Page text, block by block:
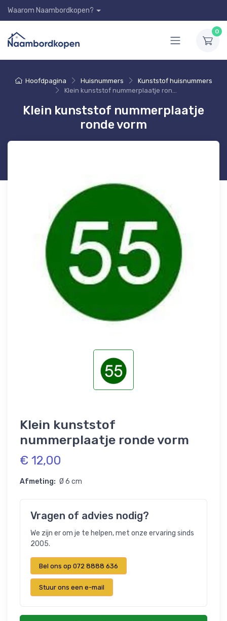
Waarom Naambordkopen?
0
Hoofdpagina Huisnummers
Kunststof huisnummers
Klein kunststof nummerplaatje ronde vorm
Klein kunststof nummerplaatje
ronde vorm
Klein kunststof
nummerplaatje ronde vorm
€ 12,00
Afmeting: Ø 6 cm
Vragen of advies nodig?
We zijn er om je te helpen, met onze ervaring sinds
2005.
Bel ons op 072 8888 636
Stuur ons een e-mail